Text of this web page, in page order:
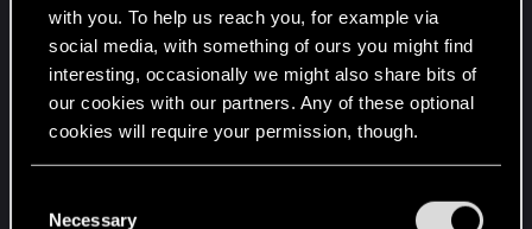
with you. To help us reach you, for example via
social media, with something of ours you might find
interesting, occasionally we might also share bits of
our cookies with our partners. Any of these optional
cookies will require your permission, though.
and tweak your preferences regarding them in the
Necessary
Was ich mit Meta untauglich meine ist, dass das
Deck komplett um diese eine Karte aufgebaut ist.
Kommt Imlerith raus und man spielt Mandrake auf
ihn, dann ist das Spiel so gut wie verloren, da er ja
nicht einmal auf den Friedhof landet und viele
Karten dann recht sinnfrei sind. Außerdem ist das
Deck auch auf bestimmte Combos angewiesen